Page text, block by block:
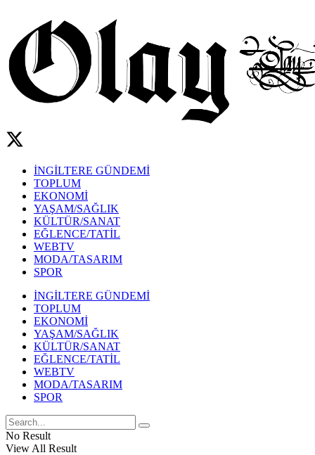
İNGİLTERE GÜNDEMİ
TOPLUM
EKONOMİ
YAŞAM/SAĞLIK
KÜLTÜR/SANAT
EĞLENCE/TATİL
WEBTV
MODA/TASARIM
SPOR
İNGİLTERE GÜNDEMİ
TOPLUM
EKONOMİ
YAŞAM/SAĞLIK
KÜLTÜR/SANAT
EĞLENCE/TATİL
WEBTV
MODA/TASARIM
SPOR
No Result
View All Result